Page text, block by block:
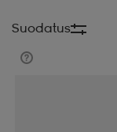
Suodatus